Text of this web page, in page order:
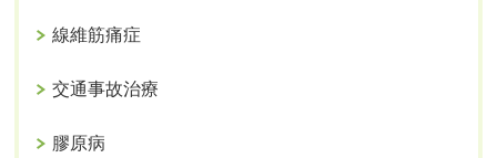
線維筋痛症
交通事故治療
膠原病